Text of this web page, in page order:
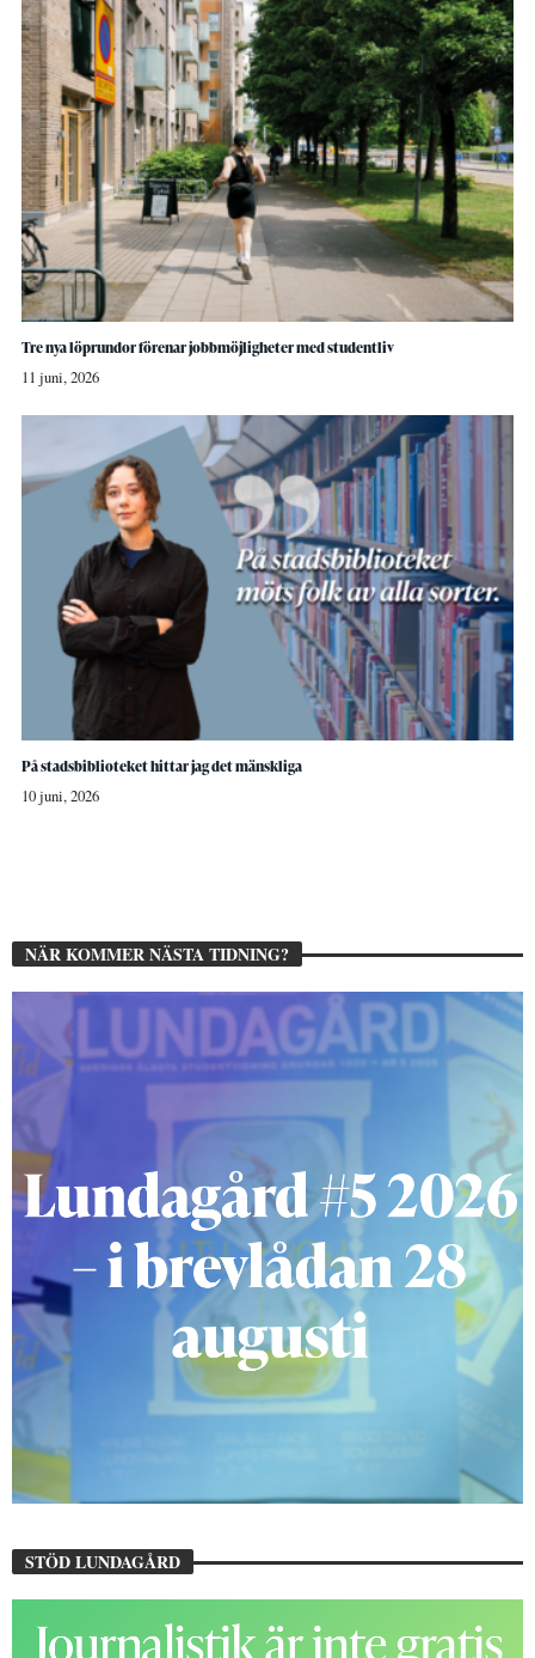
Tre nya löprundor förenar jobbmöjligheter med studentliv
11 juni, 2026
På stadsbiblioteket hittar jag det mänskliga
10 juni, 2026
NÄR KOMMER NÄSTA TIDNING?
STÖD LUNDAGÅRD